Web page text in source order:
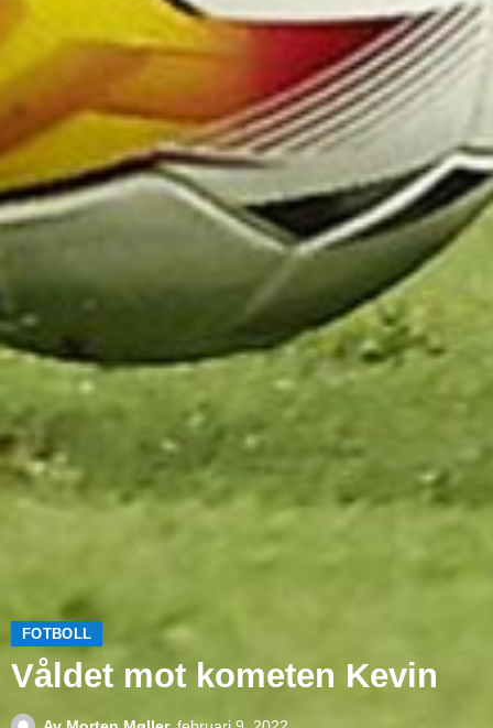
FOTBOLL
Våldet mot kometen Kevin